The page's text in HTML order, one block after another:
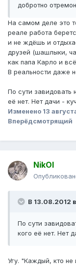
добротно
На самом деле это
реале работа
и не ждёшь и
друзей (шашлыки,
как папа Карло и
В реальности даже
По сути завидовать
её нет. Нет дачи -
Изменено 13
Вперёдсмотрящий
NikOl
В 13.08.2012
По сути
кого её нет. Нет
Угу. "Каждый, кто не